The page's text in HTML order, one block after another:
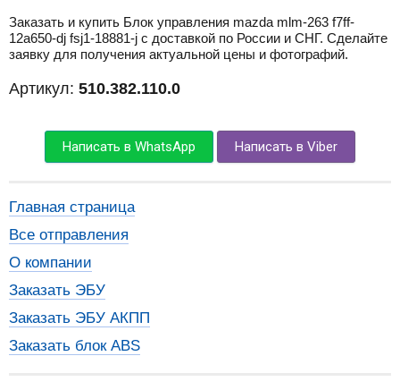
Заказать и купить Блок управления mazda mlm-263 f7ff-
12a650-dj fsj1-18881-j с доставкой по России и СНГ. Сделайте
заявку для получения актуальной цены и фотографий.
Артикул: 510.382.110.0
Написать в WhatsApp Написать в Viber
Главная страница
Все отправления
О компании
Заказать ЭБУ
Заказать ЭБУ АКПП
Заказать блок ABS